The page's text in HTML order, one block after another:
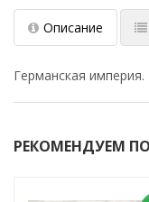
Описание
Германская
РЕКОМЕНДУЕМ